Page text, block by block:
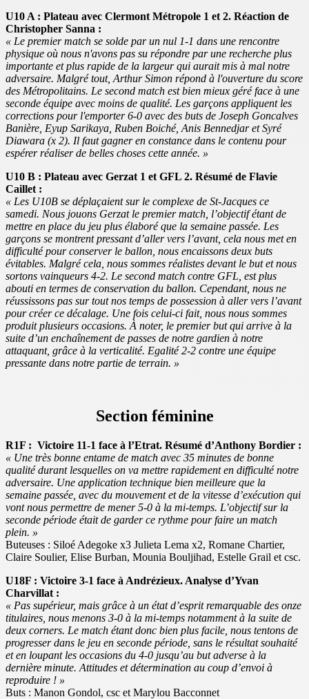
U10 A : Plateau avec Clermont Métropole 1 et 2. Réaction de
Christopher Sanna :
« Le premier match se solde par un nul 1-1 dans une rencontre
physique où nous n'avons pas su répondre par une recherche plus
importante et plus rapide de la largeur qui aurait mis à mal notre
adversaire. Malgré tout, Arthur Simon répond à l'ouverture du score
des Métropolitains. Le second match est bien mieux géré face à une
seconde équipe avec moins de qualité. Les garçons appliquent les
corrections pour l'emporter 6-0 avec des buts de Joseph Goncalves
Banière, Eyup Sarikaya, Ruben Boiché, Anis Bennedjar et Syré
Diawara (x 2). Il faut gagner en constance dans le contenu pour
espérer réaliser de belles choses cette année. »
U10 B : Plateau avec Gerzat 1 et GFL 2. Résumé de Flavie
Caillet :
« Les U10B se déplaçaient sur le complexe de St-Jacques ce
samedi. Nous jouons Gerzat le premier match, l’objectif étant de
mettre en place du jeu plus élaboré que la semaine passée. Les
garçons se montrent pressant d’aller vers l’avant, cela nous met en
difficulté pour conserver le ballon, nous encaissons deux buts
évitables. Malgré cela, nous sommes réalistes devant le but et nous
sortons vainqueurs 4-2. Le second match contre GFL, est plus
abouti en termes de conservation du ballon. Cependant, nous ne
réussissons pas sur tout nos temps de possession à aller vers l’avant
pour créer ce décalage. Une fois celui-ci fait, nous nous sommes
produit plusieurs occasions. À noter, le premier but qui arrive à la
suite d’un enchaînement de passes de notre gardien à notre
attaquant, grâce à la verticalité. Egalité 2-2 contre une équipe
pressante dans notre partie de terrain. »
Section féminine
R1F : Victoire 11-1 face à l’Etrat. Résumé d’Anthony Bordier :
« Une très bonne entame de match avec 35 minutes de bonne
qualité durant lesquelles on va mettre rapidement en difficulté notre
adversaire. Une application technique bien meilleure que la
semaine passée, avec du mouvement et de la vitesse d’exécution qui
vont nous permettre de mener 5-0 à la mi-temps. L’objectif sur la
seconde période était de garder ce rythme pour faire un match
plein. »
Buteuses : Siloé Adegoke x3 Julieta Lema x2, Romane Chartier,
Claire Soulier, Elise Burban, Mounia Bouljihad, Estelle Grail et csc.
U18F : Victoire 3-1 face à Andrézieux. Analyse d’Yvan
Charvillat :
« Pas supérieur, mais grâce à un état d’esprit remarquable des onze
titulaires, nous menons 3-0 à la mi-temps notamment à la suite de
deux corners. Le match étant donc bien plus facile, nous tentons de
progresser dans le jeu en seconde période, sans le résultat souhaité
et en loupant les occasions du 4-0 jusqu’au but adverse à la
dernière minute. Attitudes et détermination au coup d’envoi à
reproduire ! »
Buts : Manon Gondol, csc et Marylou Bacconnet